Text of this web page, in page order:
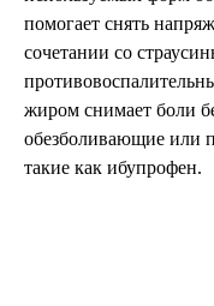
помогает снять
сочетании со
жиром снимает боли
обезболивающие или
такие как ибупрофен.